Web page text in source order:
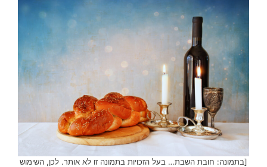
[בתמונה: חובת השבת… בעל הזכויות בתמונה זו לא אותר. לכן, השימוש